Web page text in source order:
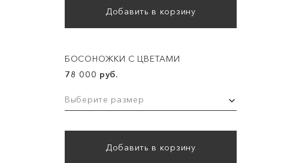
Добавить в корзину
БОСОНОЖКИ С ЦВЕТАМИ
78 000 руб.
Выберите размер
Добавить в корзину